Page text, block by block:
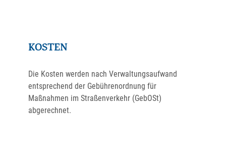
KOSTEN
Die Kosten werden nach Verwaltungsaufwand
entsprechend der Gebührenordnung für
Maßnahmen im Straßenverkehr (GebOSt)
abgerechnet.